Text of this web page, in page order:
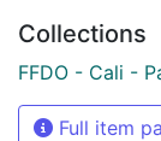
Collections
FFDO - Cali -
Full item